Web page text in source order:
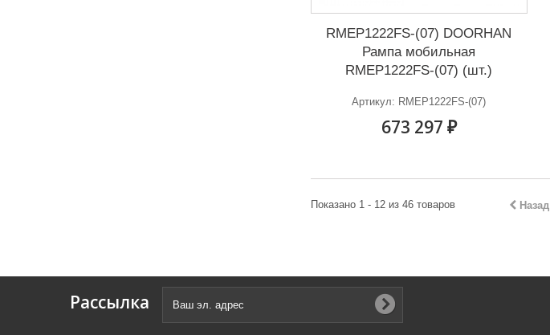
RMEP1222FS-(07) DOORHAN
Рампа мобильная
RMEP1222FS-(07) (шт.)
Артикул: RMEP1222FS-(07)
673 297 ₽
Назад
Показано 1 - 12 из 46 товаров
Рассылка